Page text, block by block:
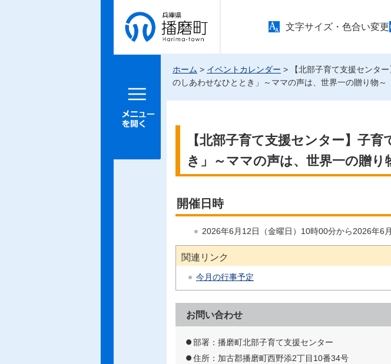
兵庫県 播
磨町
文字サイズ・色合い変更
メニュー
ホーム > イベントカレンダー > 【北部子育て支援センタ
のしあわせなひととき」～ママの声は、世界一の贈り物～
【北部子育て支援センター】子
き」～ママの声は、世界一の贈り
開催日時
2026年6月12日（金曜日）10時00分から2026年6
関連リンク
今月の行事予定
お問い合わせ
部署：播磨町北部子育て支援センター
住所：加古郡播磨町西野添2丁目10番34号